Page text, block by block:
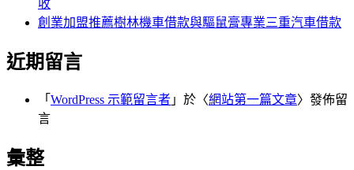
收
創業加盟推薦樹林機車借款與驅鼠膏專業三重汽車借款
近期留言
「 WordPress 示範留言者 」於〈網站第一篇文章〉發佈留
言
彙整